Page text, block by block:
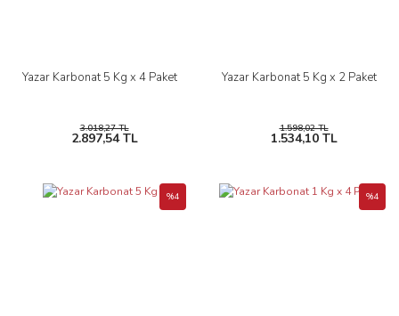
Yazar Karbonat 5 Kg x 4 Paket
3.018,27 TL
2.897,54 TL
Yazar Karbonat 5 Kg x 2 Paket
1.598,02 TL
1.534,10 TL
%4 %4